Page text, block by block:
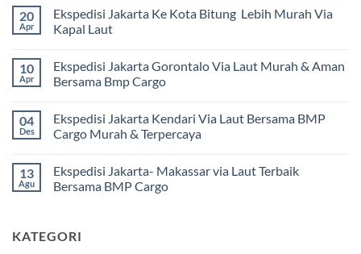
komentar
pada
Ekspedisi
Murah
dan
Terpercaya
Cargo
Jakarta
ke
BMP
Cargo
20
Apr
Ekspedisi Jakarta Ke Kota Bitung Lebih Murah Via
Kapal Laut
komentar
pada
Ekspedisi
Kota
Bitung
Lebih
Kapal
Laut
10
Apr
Ekspedisi Jakarta Gorontalo Via Laut Murah & Aman
Bersama Bmp Cargo
komentar
pada
Ekspedisi
Via
Laut
Murah
Bmp
Cargo
04
Des
Ekspedisi Jakarta Kendari Via Laut Bersama BMP
Cargo Murah & Terpercaya
komentar
pada
Ekspedisi
Laut
Bersama
13
Agu
Ekspedisi Jakarta- Makassar via Laut Terbaik
Bersama BMP Cargo
pada
Ekspedisi
KATEGORI